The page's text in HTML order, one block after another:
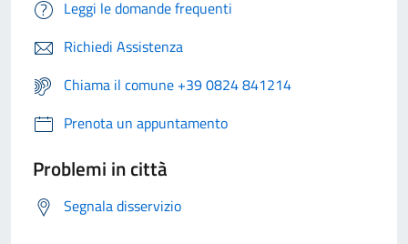
Leggi le domande frequenti
Richiedi Assistenza
Chiama il comune +39 0824 841214
Prenota un appuntamento
Problemi in città
Segnala disservizio